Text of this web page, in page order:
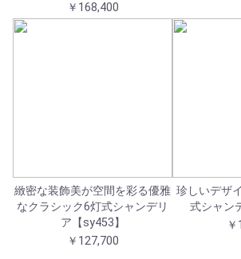
￥168,400
緻密な装飾美が空間を彩る優雅
なクラシック6灯式シャンデリ
ア【sy453】
￥127,700
珍しいデザ
式シャン